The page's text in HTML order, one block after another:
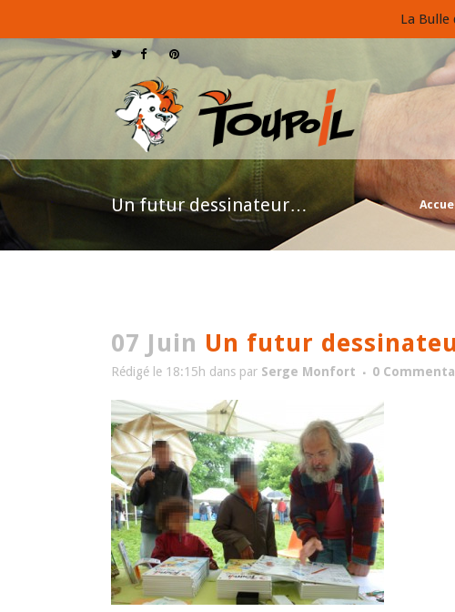
Un futur dessinateur…
07 Juin Un futur
Rédigé le 18:15h dans par Serge Monfort 0
La Bulle